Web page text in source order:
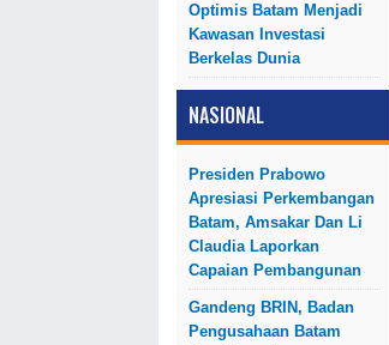
Optimis Batam Menjadi
Kawasan Investasi
Berkelas Dunia
NASIONAL
Presiden Prabowo
Apresiasi Perkembangan
Batam, Amsakar Dan Li
Claudia Laporkan
Capaian Pembangunan
Gandeng BRIN, Badan
Pengusahaan Batam